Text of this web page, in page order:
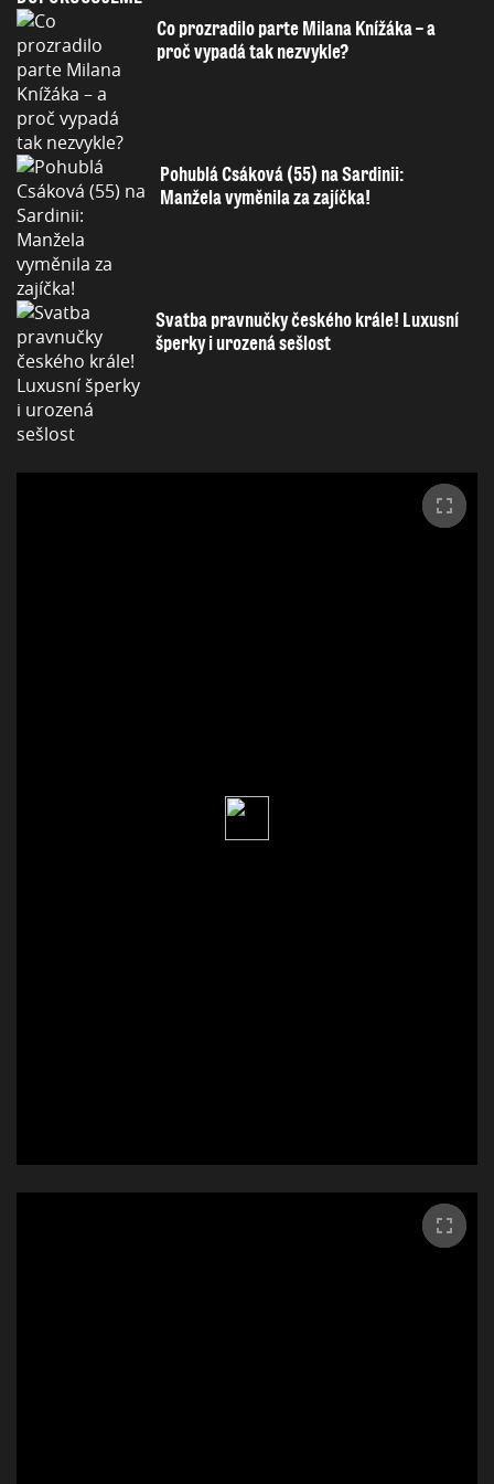
Co prozradilo parte Milana Knížáka – a
proč vypadá tak nezvykle?
Pohublá Csáková (55) na Sardinii:
Manžela vyměnila za zajíčka!
Svatba pravnučky českého krále! Luxusní
šperky i urozená sešlost